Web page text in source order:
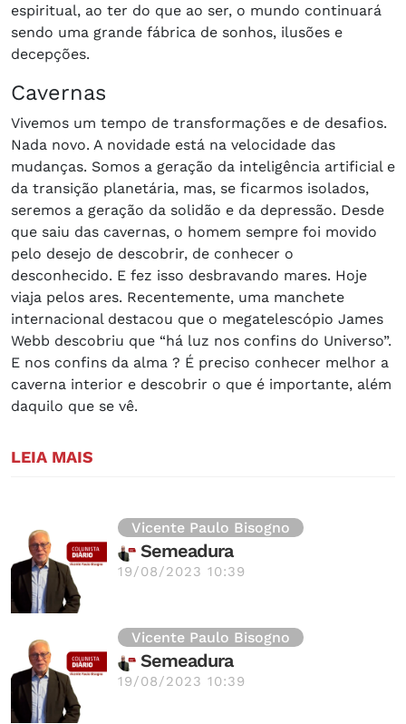
espiritual, ao ter do que ao ser, o mundo continuará
sendo uma grande fábrica de sonhos, ilusões e
decepções.
Cavernas
Vivemos um tempo de transformações e de desafios.
Nada novo. A novidade está na velocidade das
mudanças. Somos a geração da inteligência artificial e
da transição planetária, mas, se ficarmos isolados,
seremos a geração da solidão e da depressão. Desde
que saiu das cavernas, o homem sempre foi movido
pelo desejo de descobrir, de conhecer o
desconhecido. E fez isso desbravando mares. Hoje
viaja pelos ares. Recentemente, uma manchete
internacional destacou que o megatelescópio James
Webb descobriu que “há luz nos confins do Universo”.
E nos confins da alma ? É preciso conhecer melhor a
caverna interior e descobrir o que é importante, além
daquilo que se vê.
LEIA MAIS
Vicente Paulo Bisogno
Semeadura
19/08/2023 10:39
Vicente Paulo Bisogno
Semeadura
19/08/2023 10:39